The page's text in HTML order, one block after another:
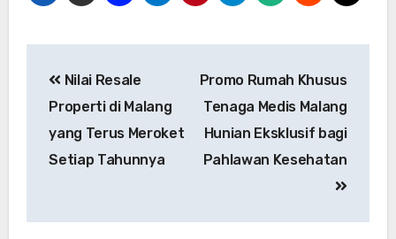
Nilai Resale
Properti di Malang
yang Terus Meroket
Setiap Tahunnya
Promo Rumah Khusus
Tenaga Medis Malang
Hunian Eksklusif bagi
Pahlawan Kesehatan